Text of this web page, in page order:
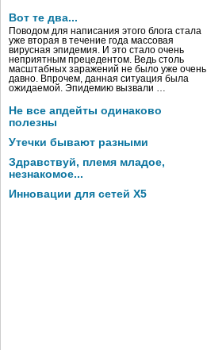
Вот те два...
Поводом для написания этого блога стала
уже вторая в течение года массовая
вирусная эпидемия. И это стало очень
неприятным прецедентом. Ведь столь
масштабных заражений не было уже очень
давно. Впрочем, данная ситуация была
ожидаемой. Эпидемию вызвали …
Не все апдейты одинаково
полезны
Утечки бывают разными
Здравствуй, племя младое,
незнакомое...
Инновации для сетей X5